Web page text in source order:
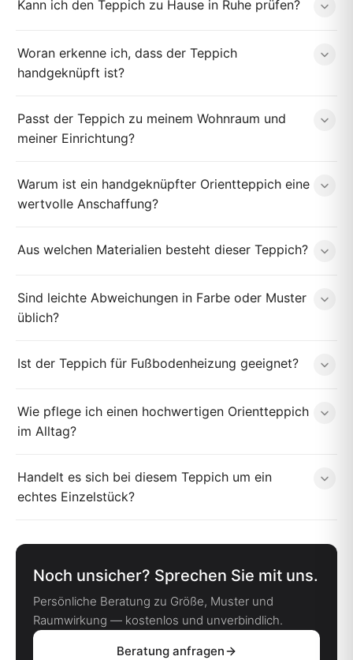
Kann ich den Teppich zu Hause in Ruhe prüfen?
Woran erkenne ich, dass der Teppich
handgeknüpft ist?
Passt der Teppich zu meinem Wohnraum und
meiner Einrichtung?
Warum ist ein handgeknüpfter Orientteppich eine
wertvolle Anschaffung?
Aus welchen Materialien besteht dieser Teppich?
Sind leichte Abweichungen in Farbe oder Muster
üblich?
Ist der Teppich für Fußbodenheizung geeignet?
Wie pflege ich einen hochwertigen Orientteppich
im Alltag?
Handelt es sich bei diesem Teppich um ein
echtes Einzelstück?
Noch unsicher? Sprechen Sie mit uns.
Persönliche Beratung zu Größe, Muster und
Raumwirkung — kostenlos und unverbindlich.
Beratung anfragen